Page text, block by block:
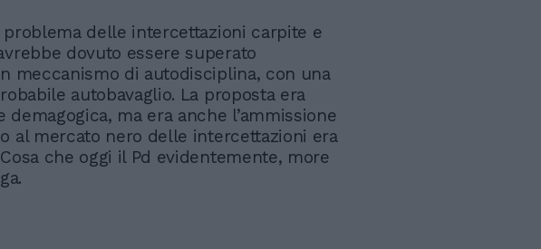
problema delle intercettazioni carpite e
dovuto essere superato
meccanismo di autodisciplina, con una
autobavaglio. La proposta era
demagogica, ma era anche l’ammissione
al mercato nero delle intercettazioni era
che oggi il Pd evidentemente, more